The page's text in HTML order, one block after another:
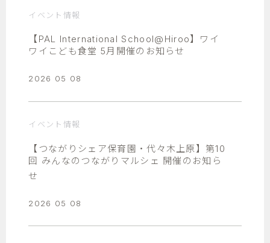
イベント情報
【PAL International School@Hiroo】ワイ
ワイこども食堂 5月開催のお知らせ
2026 05 08
イベント情報
【つながりシェア保育園・代々木上原】第10
回 みんなのつながりマルシェ 開催のお知ら
せ
2026 05 08